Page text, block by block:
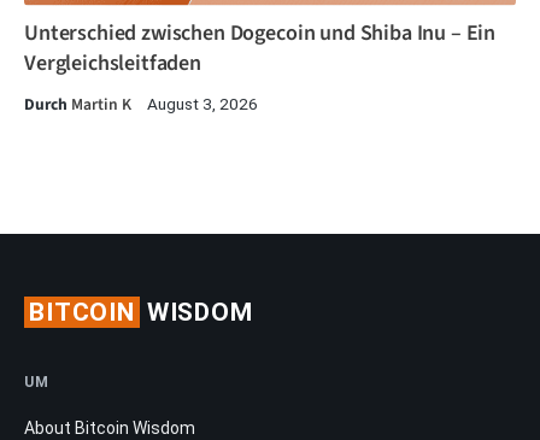
Unterschied zwischen Dogecoin und Shiba Inu – Ein
Vergleichsleitfaden
Durch Martin K August 3, 2026
BITCOIN WISDOM
UM
About Bitcoin Wisdom